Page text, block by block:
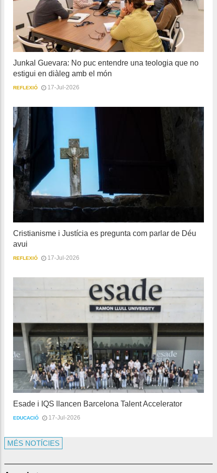
Junkal Guevara: No puc entendre una teologia que no
estigui en diàleg amb el món
REFLEXIÓ 17-Jul-2026
Cristianisme i Justícia es pregunta com parlar de Déu
avui
REFLEXIÓ 17-Jul-2026
Esade i IQS llancen Barcelona Talent Accelerator
EDUCACIÓ 17-Jul-2026
MÉS NOTÍCIES